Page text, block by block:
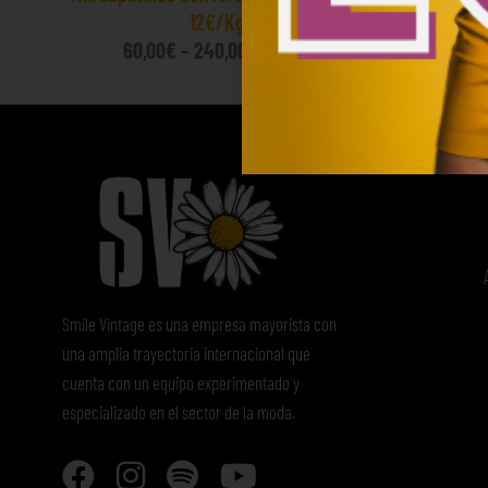
12€/Kg
60,00€ – 240,00 (sin IVA)
Smile Vintage es una empresa mayorista con
una amplia trayectoria internacional que
cuenta con un equipo experimentado y
especializado en el sector de la moda.